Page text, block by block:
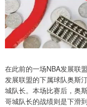
在此前的一场NBA发展联
发展联盟的下属球队奥斯
城队长。本场比赛后，奥
哥城队长的战绩则是下滑